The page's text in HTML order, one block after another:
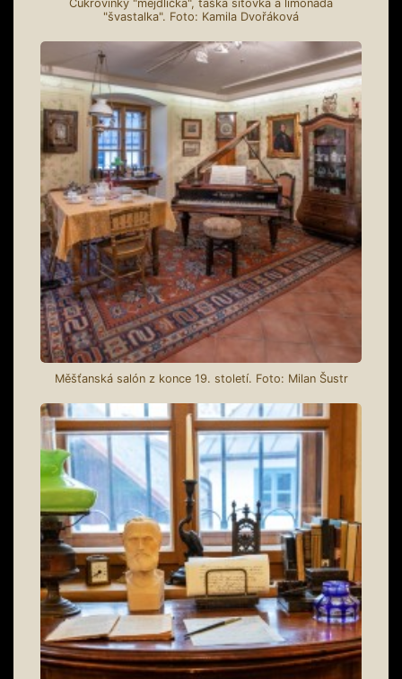
Cukrovinky "mejdlíčka", taška síťovka a limonáda
"švastalka". Foto: Kamila Dvořáková
Měšťanská salón z konce 19. století. Foto: Milan Šustr